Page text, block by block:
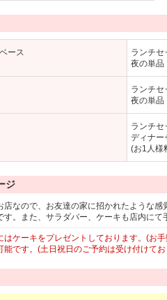
ース
ランチ
夜の単
ランチ
夜の単
ランチ
ディナ
(お1人様
ジ
なので、お友達の家に招かれたような
。また、サラダバー、ケーキも店内にて
ケーキをプレゼントしております。(お
です。(土日祝日のご予約は受け付けて